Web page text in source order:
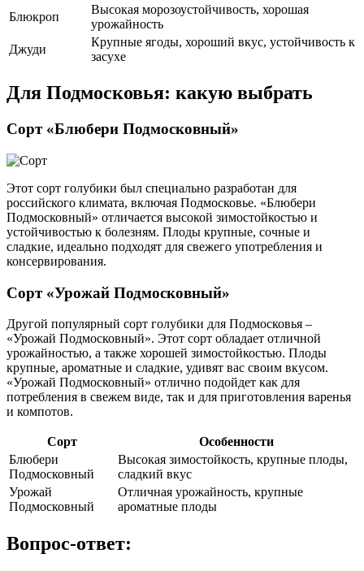
Блюкроп
Высокая морозоустойчивость, хорошая
урожайность
Джуди
Крупные ягоды, хороший вкус, устойчивость к
засухе
Для Подмосковья: какую выбрать
Сорт «Блюбери Подмосковный»
Этот сорт голубики был специально разработан для
российского климата, включая Подмосковье. «Блюбери
Подмосковный» отличается высокой зимостойкостью и
устойчивостью к болезням. Плоды крупные, сочные и
сладкие, идеально подходят для свежего употребления и
консервирования.
Сорт «Урожай Подмосковный»
Другой популярный сорт голубики для Подмосковья –
«Урожай Подмосковный». Этот сорт обладает отличной
урожайностью, а также хорошей зимостойкостью. Плоды
крупные, ароматные и сладкие, удивят вас своим вкусом.
«Урожай Подмосковный» отлично подойдет как для
потребления в свежем виде, так и для приготовления варенья
и компотов.
Сорт
Особенности
Блюбери
Подмосковный
Высокая зимостойкость, крупные плоды,
сладкий вкус
Урожай
Подмосковный
Отличная урожайность, крупные
ароматные плоды
Вопрос-ответ: